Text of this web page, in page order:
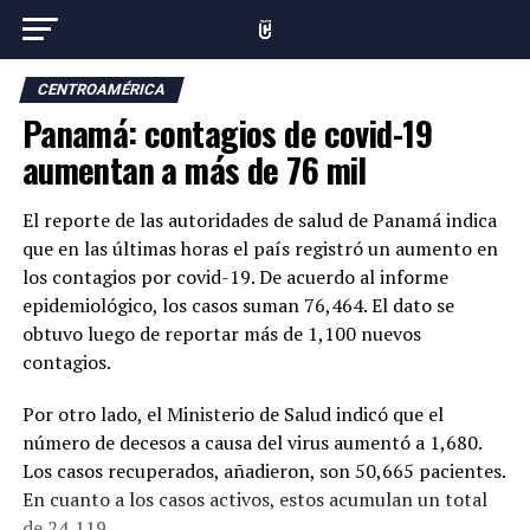
CENTROAMÉRICA
Panamá: contagios de covid-19
aumentan a más de 76 mil
El reporte de las autoridades de salud de Panamá indica
que en las últimas horas el país registró un aumento en
los contagios por covid-19. De acuerdo al informe
epidemiológico, los casos suman 76,464. El dato se
obtuvo luego de reportar más de 1,100 nuevos
contagios.
Por otro lado, el Ministerio de Salud indicó que el
número de decesos a causa del virus aumentó a 1,680.
Los casos recuperados, añadieron, son 50,665 pacientes.
En cuanto a los casos activos, estos acumulan un total